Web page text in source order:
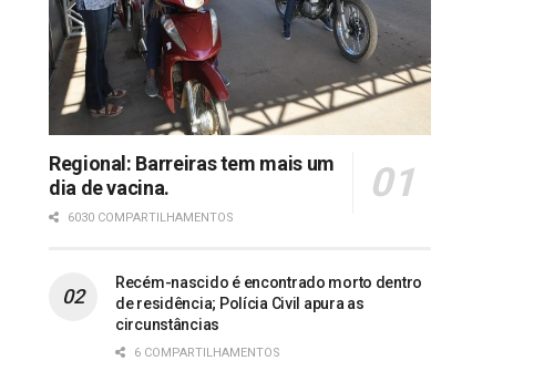
Regional: Barreiras tem mais um
dia de vacina.
6030 COMPARTILHAMENTOS
Recém-nascido é encontrado morto dentro
de residência; Polícia Civil apura as
circunstâncias
6 COMPARTILHAMENTOS